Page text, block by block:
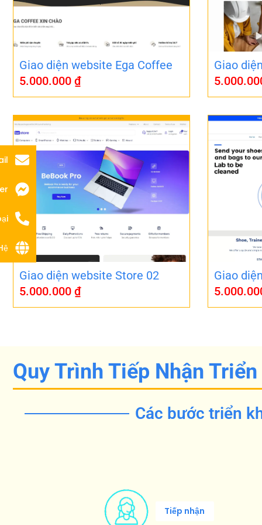
Giao diện website Ega Coffee
5.000.000 ₫
Giao
Giao diện website Store 02
5.000.000 ₫
Giao
Quy Trình Tiếp Nhận
Các bước triển
Tiếp nhận